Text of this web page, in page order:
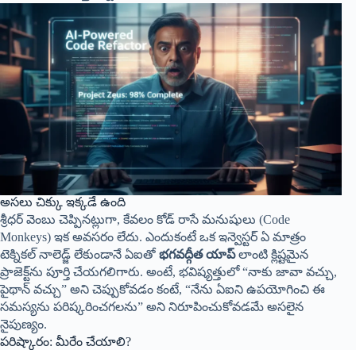
అసలు చిక్కు ఇక్కడే ఉంది
శ్రీధర్ వెంబు చెప్పినట్లుగా, కేవలం కోడ్ రాసే మనుషులు (Code
Monkeys) ఇక అవసరం లేదు. ఎందుకంటే ఒక ఇన్వెస్టర్ ఏ మాత్రం
టెక్నికల్ నాలెడ్జ్ లేకుండానే ఏఐతో భగవద్గీత యాప్లాంటి క్లిష్టమైన
ప్రాజెక్ట్‌ను పూర్తి చేయగలిగారు. అంటే, భవిష్యత్తులో “నాకు జావా వచ్చు,
పైథాన్ వచ్చు” అని చెప్పుకోవడం కంటే, “నేను ఏఐని ఉపయోగించి ఈ
సమస్యను పరిష్కరించగలను” అని నిరూపించుకోవడమే అసలైన
నైపుణ్యం.
పరిష్కారం: మీరేం చేయాలి?